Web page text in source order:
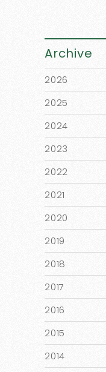
Archive
2026
2025
2024
2023
2022
2021
2020
2019
2018
2017
2016
2015
2014